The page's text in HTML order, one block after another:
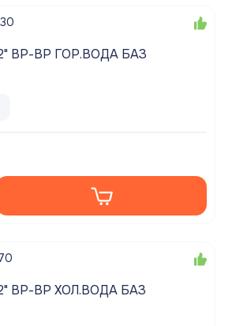
Вентиль лат. 1/2" ВР-ВР ГОР.ВОДА БАЗ
Вентиль лат. 1/2" ВР-ВР ХОЛ.ВОДА БАЗ